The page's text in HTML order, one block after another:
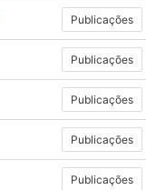
Publicações
Publicações
Publicações
Publicações
Publicações